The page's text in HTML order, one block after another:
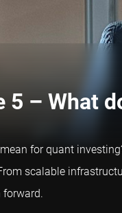
5 – What
for quant
scalable